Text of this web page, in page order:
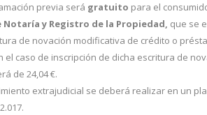
previa será gratuito para el
y Registro de la Propiedad, que se
de novación modificativa de crédito o
el caso de inscripción de dicha escritura de
de 24,04 €.
extrajudicial se deberá realizar en un